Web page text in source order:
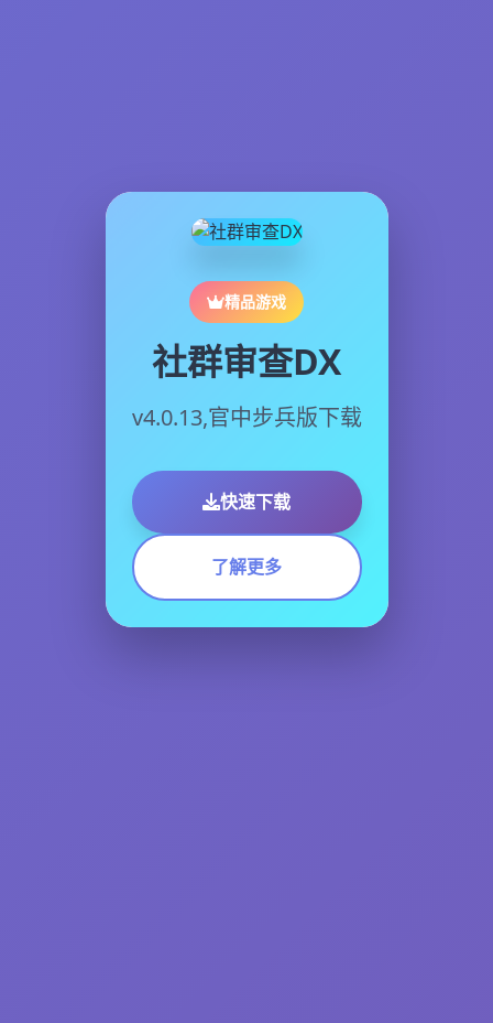
精品游戏
社群审查DX
v4.0.13,官中步兵版下载
快速下载
了解更多